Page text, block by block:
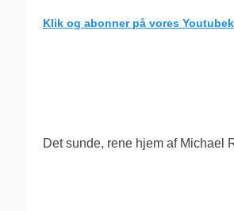
Klik og abonner på vores
Det sunde, rene hjem af Michael